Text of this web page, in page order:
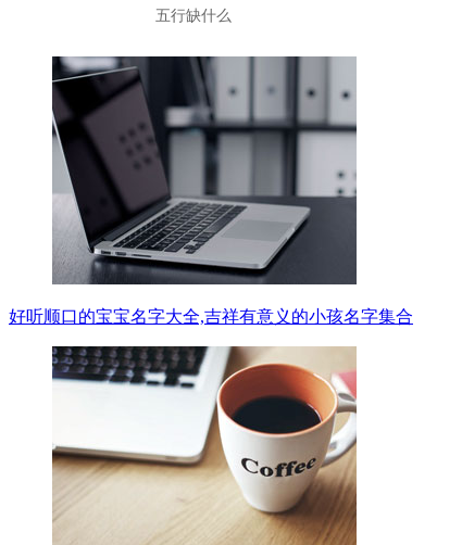
五行缺什么
好听顺口的宝宝名字大全,吉祥有意义的小孩名字集合